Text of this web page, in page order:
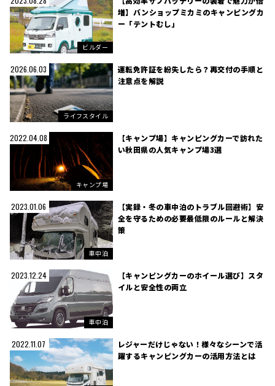
ビルダー
増】バンショップミカミのキャンピングカ
ー「テントむし」
2026.06.03
ライフスタイル
運転免許証を紛失したら？再交付の手順と
注意点を解説
2022.04.08
キャンプ場
【キャンプ場】キャンピングカーで訪れた
い秋田県の人気キャンプ場3選
2023.01.06
車中泊
【実録・冬の車中泊のトラブル回避術】安
全を守るための必要最低限のルールと解決
策
2023.12.24
車中泊
【キャンピングカーのホイール選び】スタ
イルと安全性の両立
2022.11.07
レジャーだけじゃない！様々なシーンで活
躍するキャンピングカーの活用方法とは